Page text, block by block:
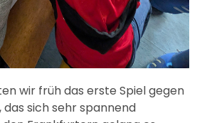
wir früh das erste Spiel gegen
sich sehr spannend